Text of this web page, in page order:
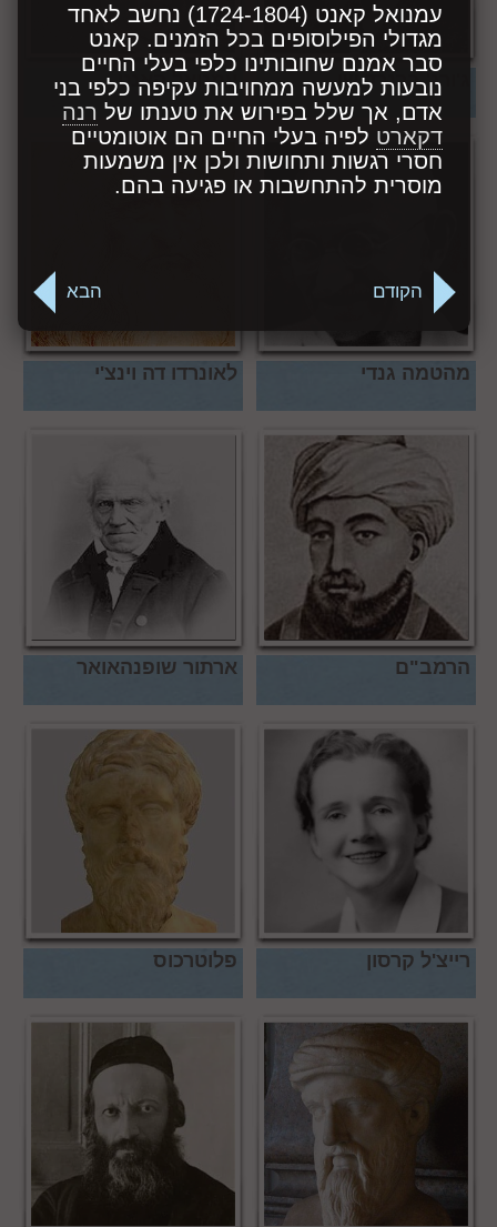
ג'ורג' ברנרד שו עמנואל קאנט
מהטמה גנדי לאונרדו דה וינצ'י
הרמב"ם ארתור שופנהאואר
רייצ'ל קרסון פלוטרכוס
עמנואל קאנט (1724-1804) נחשב לאחד
מגדולי הפילוסופים בכל הזמנים. קאנט
סבר אמנם שחובותינו כלפי בעלי החיים
נובעות למעשה ממחויבות עקיפה כלפי בני
אדם, אך שלל בפירוש את טענתו שלרנה
דקארטלפיה בעלי החיים הם אוטומטיים
חסרי רגשות ותחושות ולכן אין משמעות
מוסרית להתחשבות או פגיעה בהם.
הבא הקודם